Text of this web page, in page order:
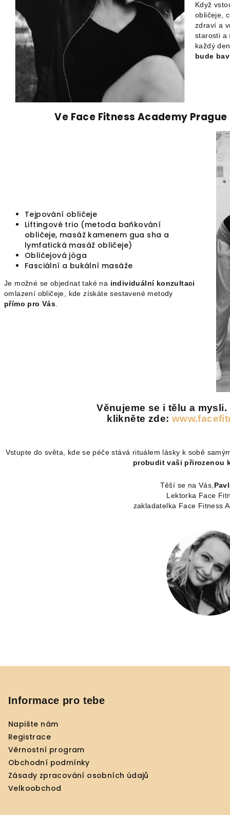
Když
obličeje,
zdraví a
starosti a
každý
bude
Ve Face Fitness Academy
Tejpování obličeje
Liftingové trio (metoda baňkování
obličeje, masáž kamenem gua sha a
lymfatická masáž obličeje)
Obličejová jóga
Fasciální a bukální masáže
Je možné se objednat také na individuální konzultaci
omlazení obličeje, kde získáte sestavené metody
přímo pro Vás
Věnujeme se i tělu a mysli.
klikněte zde:
Vstupte do světa, kde se péče stává rituálem lásky k sobě
probudit vaši přirozenou
Těší se na Vás,
Lektorka Face
zakladatelka Face Fitness
Informace pro tebe
Napište nám
Registrace
Věrnostní program
Obchodní podmínky
Zásady zpracování osobních údajů
Velkoobchod